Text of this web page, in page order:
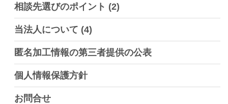
相談先選びのポイント (2)
当法人について (4)
匿名加工情報の第三者提供の公表
個人情報保護方針
お問合せ